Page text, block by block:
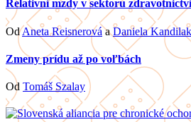
Relativní mzdy v sektoru zdravotnictví
OdAneta ReisnerováaDaniela
Zmeny prídu až po voľbách
Od Tomáš Szalay